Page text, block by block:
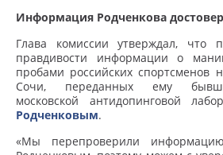
Информация Родченкова
Глава комиссии утверждал, что
правдивости информации о
пробами российских спортсменов
Сочи, переданных ему
московской антидопинговой
Родченковым.
«Мы перепроверили